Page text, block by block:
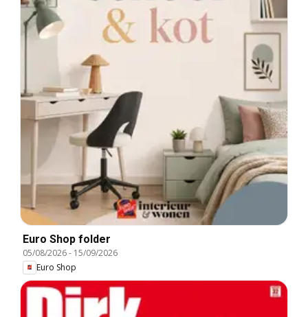
Euro Shop folder
05/08/2026- 15/09/2026
Euro Shop